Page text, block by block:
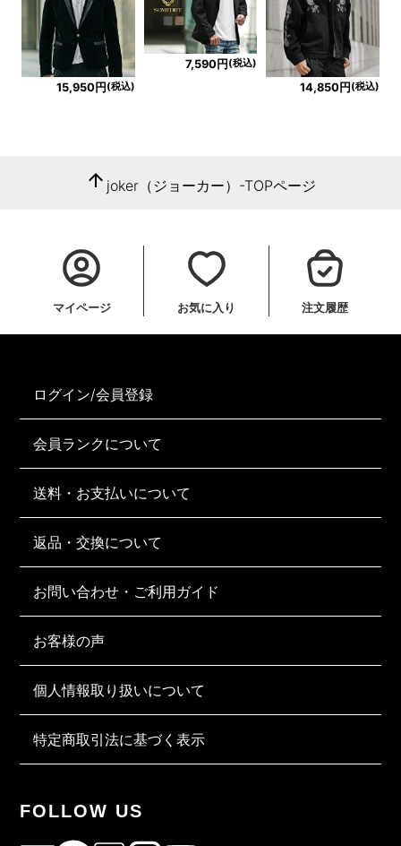
15,950円(税込)
7,590円 (税込)
14,850円(税込)
arrow_upward joker（ジョーカー）-TOPページ
マイページ お気に入り 注文履歴
ログイン/会員登録
会員ランクについて
送料・お支払いについて
返品・交換について
お問い合わせ・ご利用ガイド
お客様の声
個人情報取り扱いについて
特定商取引法に基づく表示
FOLLOW US